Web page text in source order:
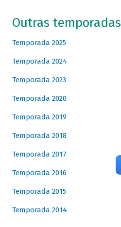
Outras temporadas
Temporada 2025
Temporada 2024
Temporada 2023
Temporada 2020
Temporada 2019
Temporada 2018
Temporada 2017
Temporada 2016
Temporada 2015
Temporada 2014